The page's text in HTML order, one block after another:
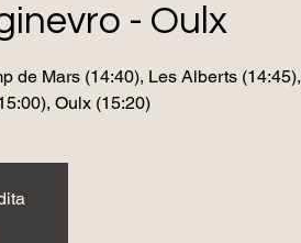
- Oulx
de Mars (14:40), Les Alberts (14:45),
Oulx (15:20)